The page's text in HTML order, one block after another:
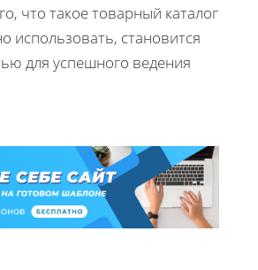
что такое товарный каталог
использовать, становится
для успешного ведения